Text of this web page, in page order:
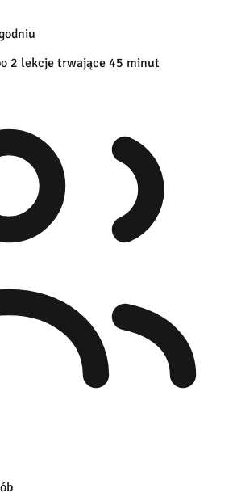
2 lekcje trwające 45 minut